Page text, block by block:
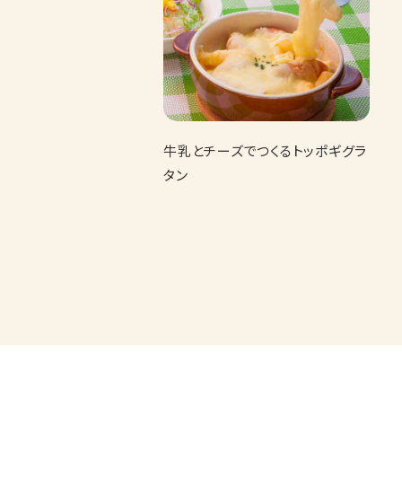
牛乳とチーズでつくるトッポギグラ
タン